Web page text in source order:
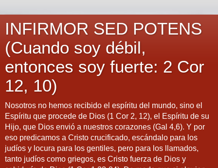
INFIRMOR SED POTENS
(Cuando soy débil,
entonces soy fuerte: 2 Cor
12, 10)
Nosotros no hemos recibido el espíritu del mundo, sino el
Espíritu que procede de Dios (1 Cor 2, 12), el Espíritu de su
Hijo, que Dios envió a nuestros corazones (Gal 4,6). Y por
eso predicamos a Cristo crucificado, escándalo para los
judíos y locura para los gentiles, pero para los llamados,
tanto judíos como griegos, es Cristo fuerza de Dios y